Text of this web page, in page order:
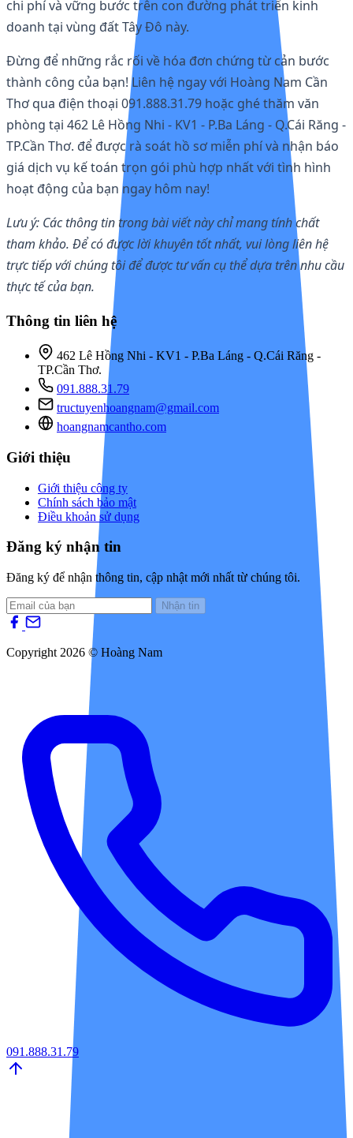
chi phí và vững bước trên con đường phát triển kinh
doanh tại vùng đất Tây Đô này.
Đừng để những rắc rối về hóa đơn chứng từ cản bước
thành công của bạn! Liên hệ ngay với Hoàng Nam Cần
Thơ qua điện thoại 091.888.31.79 hoặc ghé thăm văn
phòng tại 462 Lê Hồng Nhi - KV1 - P.Ba Láng - Q.Cái Răng -
TP.Cần Thơ. để được rà soát hồ sơ miễn phí và nhận báo
giá dịch vụ kế toán trọn gói phù hợp nhất với tình hình
hoạt động của bạn ngay hôm nay!
Lưu ý: Các thông tin trong bài viết này chỉ mang tính chất
tham khảo. Để có được lời khuyên tốt nhất, vui lòng liên hệ
trực tiếp với chúng tôi để được tư vấn cụ thể dựa trên nhu cầu
thực tế của bạn.
Thông tin liên hệ
462 Lê Hồng Nhi - KV1 - P.Ba Láng - Q.Cái Răng -
TP.Cần Thơ.
091.888.31.79
tructuyenhoangnam@gmail.com
hoangnamcantho.com
Giới thiệu
Giới thiệu công ty
Chính sách bảo mật
Điều khoản sử dụng
Đăng ký nhận tin
Đăng ký để nhận thông tin, cập nhật mới nhất từ chúng tôi.
Nhận tin
Copyright 2026 © Hoàng Nam
091.888.31.79